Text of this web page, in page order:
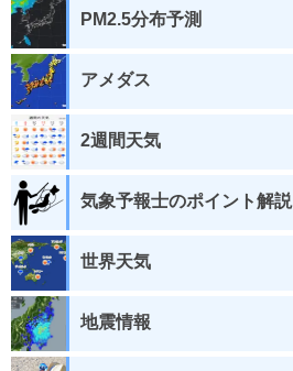
PM2.5分布予測
アメダス
2週間天気
気象予報士のポイント解説
世界天気
地震情報